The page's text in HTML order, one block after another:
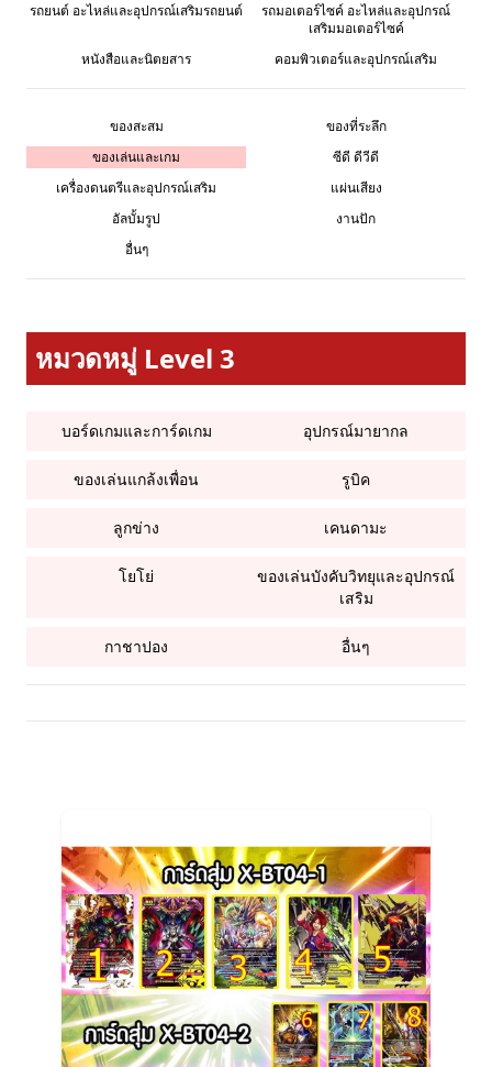
รถยนต์ อะไหล่และอุปกรณ์เสริมรถยนต์
รถมอเตอร์ไซค์ อะไหล่และอุปกรณ์
เสริมมอเตอร์ไซค์
หนังสือและนิตยสาร
คอมพิวเตอร์และอุปกรณ์เสริม
ของสะสม
ของที่ระลึก
ของเล่นและเกม
ซีดี ดีวีดี
เครื่องดนตรีและอุปกรณ์เสริม
แผ่นเสียง
อัลบั้มรูป
งานปัก
อื่นๆ
หมวดหมู่ Level 3
บอร์ดเกมและการ์ดเกม อุปกรณ์มายากล
ของเล่นแกล้งเพื่อน รูบิค
ลูกข่าง เคนดามะ
โยโย่
ของเล่นบังคับวิทยุและอุปกรณ์
เสริม
กาชาปอง อื่นๆ